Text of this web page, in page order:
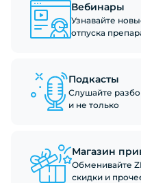
Вебинары
Узнавайте
отпуска
Подкасты
Слушайте
и не только
Магазин
Обменивайте
скидки и